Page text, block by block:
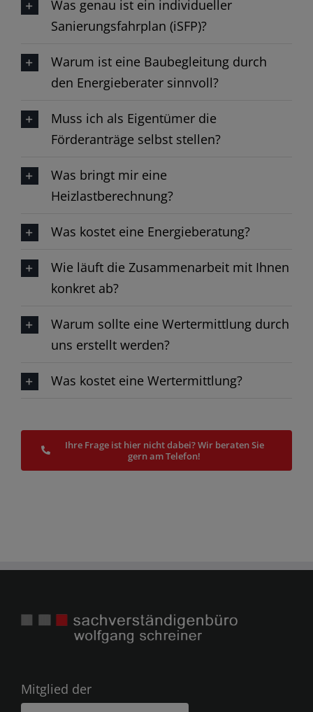
Was genau ist ein individueller
Sanierungsfahrplan (iSFP)?​
Warum ist eine Baubegleitung durch
den Energieberater sinnvoll?​
Muss ich als Eigentümer die
Förderanträge selbst stellen?​
Was bringt mir eine
Heizlastberechnung?​
Was kostet eine Energieberatung?​
Wie läuft die Zusammenarbeit mit Ihnen
konkret ab?​
Warum sollte eine Wertermittlung durch
uns erstellt werden?
Was kostet eine Wertermittlung?
Ihre Frage ist hier nicht dabei? Wir beraten Sie
gern am Telefon!
Mitglied der